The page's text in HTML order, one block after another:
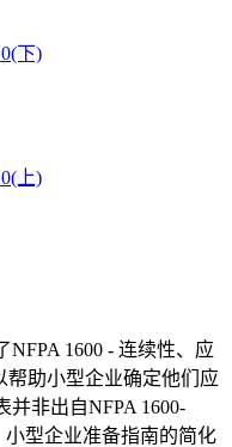
下)
上)
NFPA 1600 - 连续性、应
帮助小型企业确定他们应
非出自NFPA 1600-
小型企业准备指南的简化